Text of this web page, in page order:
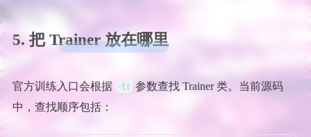
5. 把 Trainer 放在哪里
官方训练入口会根据 -tr 参数查找 Trainer 类。当前源码
中，查找顺序包括：